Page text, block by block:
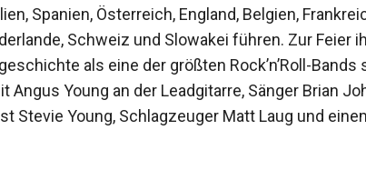
Spanien, Österreich, England, Belgien,
Schweiz und Slowakei führen. Zur Feier
als eine der größten Rock’n’Roll-Bands
Angus Young an der Leadgitarre, Sänger Brian
Stevie Young, Schlagzeuger Matt Laug und